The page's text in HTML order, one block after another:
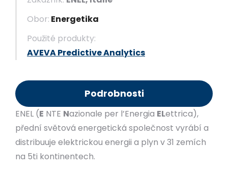
Obor: Energetika
Použité produkty:
AVEVA Predictive Analytics
Podrobnosti
ENEL (E NTE Nazionale per l’Energia ELettrica),
přední světová energetická společnost vyrábí a
distribuuje elektrickou energii a plyn v 31 zemích
na 5ti kontinentech.